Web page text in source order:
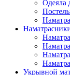
Одеяла
Укрывной